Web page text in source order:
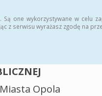
one wykorzystywane w celu
z serwisu wyrażasz zgodę na
Opola